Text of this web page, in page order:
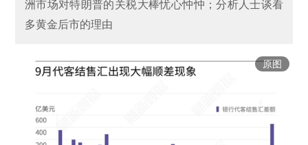
洲市场对特朗普的关税大棒忧心忡忡；分析人士谈看
多黄金后市的理由
原图